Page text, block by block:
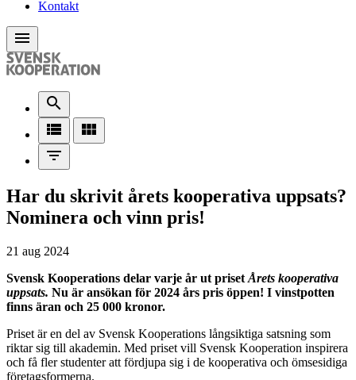
Kontakt
menu
search
view_list
view_module
filter_list
Har du skrivit årets kooperativa uppsats?
Nominera och vinn pris!
21 aug 2024
Svensk Kooperations delar varje år ut priset Årets kooperativa
uppsats. Nu är ansökan för 2024 års pris öppen! I vinstpotten
finns äran och 25 000 kronor.
Priset är en del av Svensk Kooperations långsiktiga satsning som
riktar sig till akademin. Med priset vill Svensk Kooperation inspirera
och få fler studenter att fördjupa sig i de kooperativa och ömsesidiga
företagsformerna.